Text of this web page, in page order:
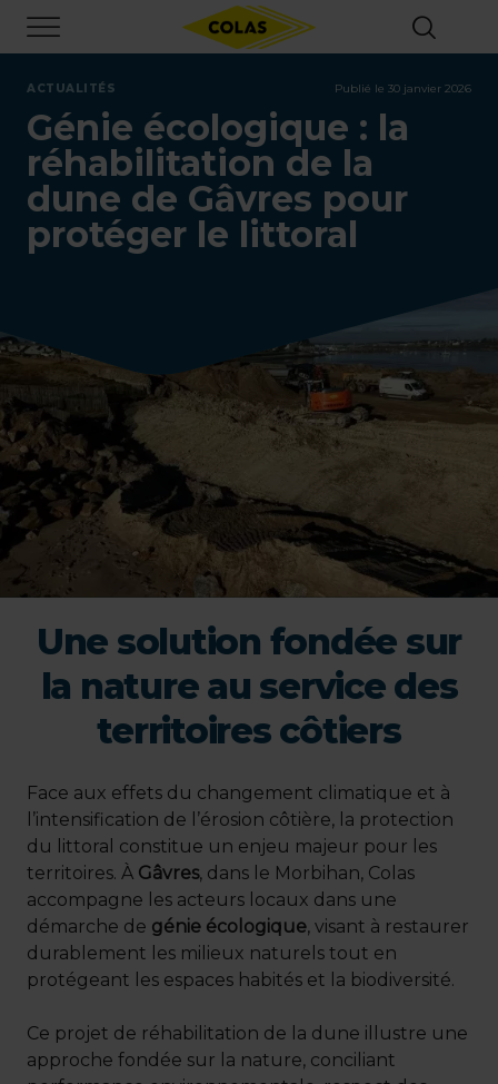
contenu
principal
ACTUALITÉS Publié le 30 janvier 2026
Génie écologique : la
réhabilitation de la
dune de Gâvres pour
protéger le littoral
Une solution fondée sur
la nature au service des
territoires côtiers
Face aux effets du changement climatique et à
l’intensification de l’érosion côtière, la protection
du littoral constitue un enjeu majeur pour les
territoires. À Gâvres, dans le Morbihan, Colas
accompagne les acteurs locaux dans une
démarche de génie écologique, visant à restaurer
durablement les milieux naturels tout en
protégeant les espaces habités et la biodiversité.
Ce projet de réhabilitation de la dune illustre une
approche fondée sur la nature, conciliant